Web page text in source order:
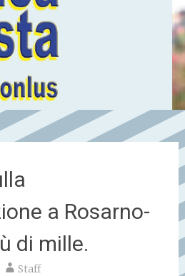
a Rosarno-
di mille.
Staff